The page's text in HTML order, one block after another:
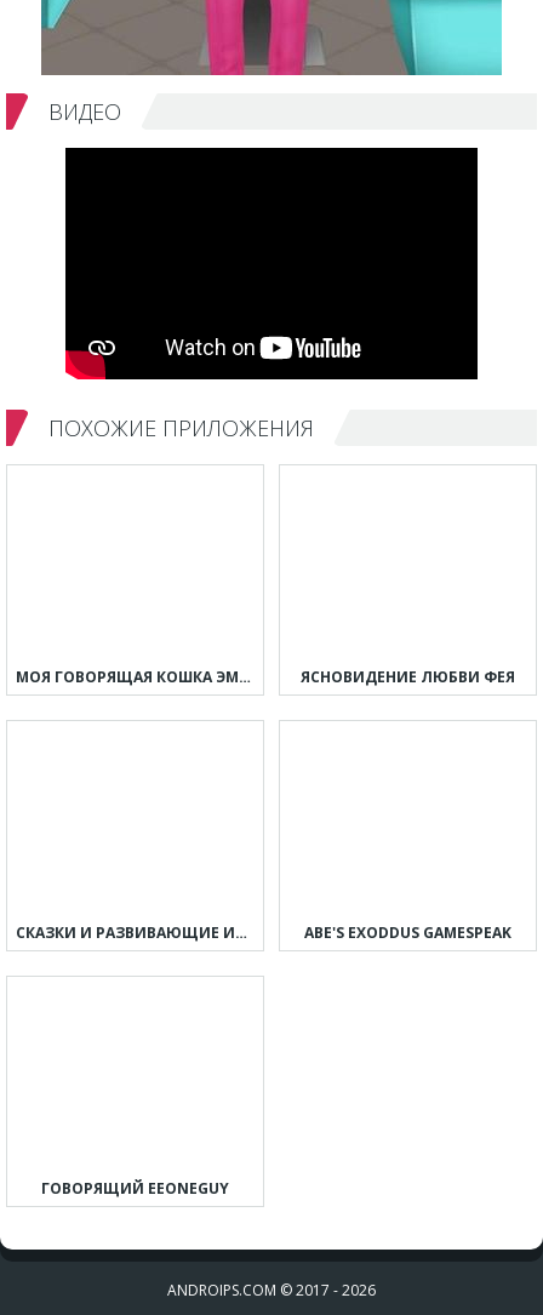
ВИДЕО
ПОХОЖИЕ ПРИЛОЖЕНИЯ
МОЯ ГОВОРЯЩАЯ КОШКА ЭММА ЯСНОВИДЕНИЕ ЛЮБВИ ФЕЯ
СКАЗКИ И РАЗВИВАЮЩИЕ ИГРЫ ДЛЯ ДЕТЕЙ, МАЛЫШЕЙ ABE'S EXODDUS GAMESPEAK
ГОВОРЯЩИЙ EEONEGUY
ANDROIPS.COM © 2017 - 2026